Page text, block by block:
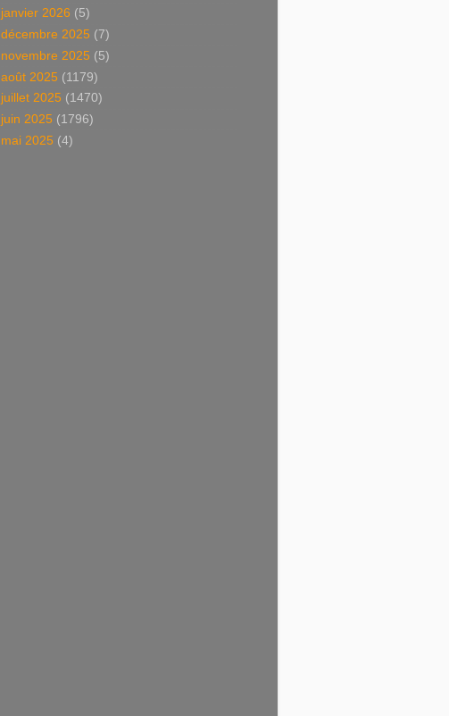
janvier 2026 (5)
décembre 2025 (7)
novembre 2025 (5)
août 2025 (1179)
juillet 2025 (1470)
juin 2025 (1796)
mai 2025 (4)